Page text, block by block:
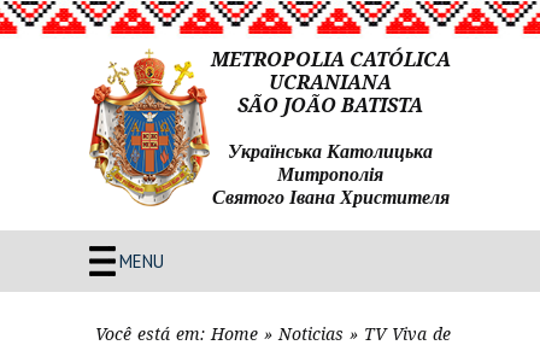
METROPOLIA CATÓLICA
UCRANIANA
SÃO JOÃO BATISTA
Українська Католицька
Митрополія
Святого Івана Христителя
MENU
Você está em: Home » Noticias » TV Viva de